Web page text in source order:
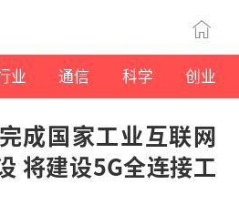
业 通信 科学 创业
成国家工业互联网
将建设5G全连接工